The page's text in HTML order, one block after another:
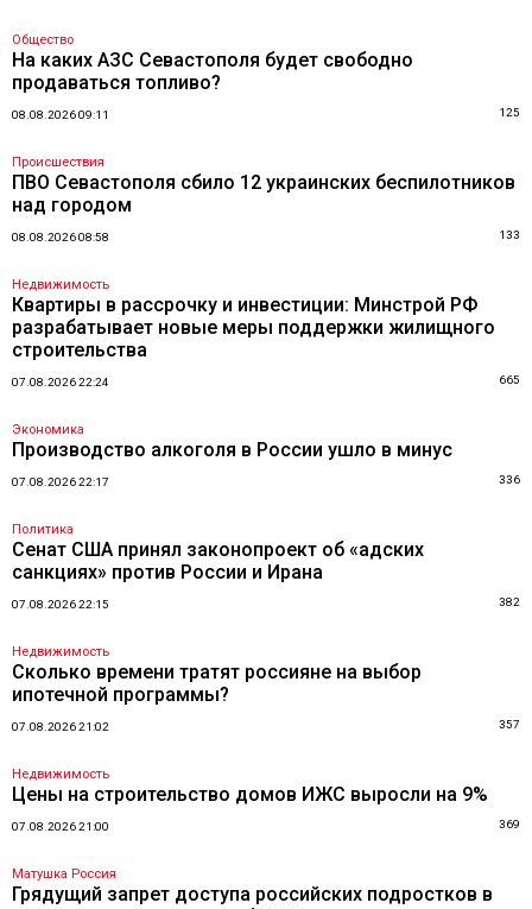
Общество
На каких АЗС Севастополя будет свободно
продаваться топливо?
08.08.2026 09:11 125
Происшествия
ПВО Севастополя сбило 12 украинских беспилотников
над городом
08.08.2026 08:58 133
Недвижимость
Квартиры в рассрочку и инвестиции: Минстрой РФ
разрабатывает новые меры поддержки жилищного
строительства
07.08.2026 22:24 665
Экономика
Производство алкоголя в России ушло в минус
07.08.2026 22:17 336
Политика
Сенат США принял законопроект об «адских
санкциях» против России и Ирана
07.08.2026 22:15 382
Недвижимость
Сколько времени тратят россияне на выбор
ипотечной программы?
07.08.2026 21:02 357
Недвижимость
Цены на строительство домов ИЖС выросли на 9%
07.08.2026 21:00 369
Матушка Россия
Грядущий запрет доступа российских подростков в